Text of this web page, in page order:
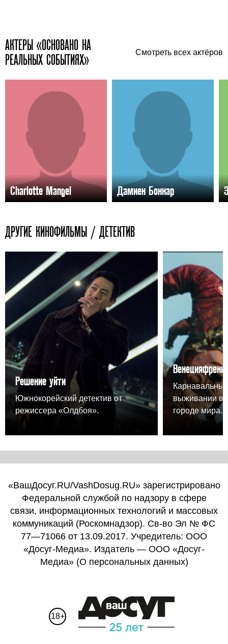
АКТЕРЫ «ОСНОВАНО НА
РЕАЛЬНЫХ СОБЫТИЯХ»
Смотреть всех актёров
Charlotte Mangel Дамиен Боннар
ДРУГИЕ КИНОФИЛЬМЫ / ДЕТЕКТИВ
Решение уйти
Южнокорейский детектив от
режиссера «Олдбоя».
выживании в
городе мира.
«ВашДосуг.RU/VashDosug.RU» зарегистрировано
Федеральной службой по надзору в сфере
связи, информационных технологий и массовых
коммуникаций (Роскомнадзор). Св-во Эл № ФС
77—71066 от 13.09.2017. Учредитель: ООО
«Досуг-Медиа». Издатель — ООО «Досуг-
Медиа» (О персональных данных)
18+